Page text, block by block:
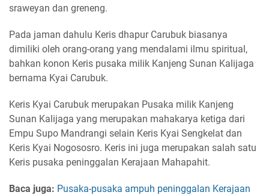
sraweyan dan greneng.
Pada jaman dahulu Keris dhapur Carubuk biasanya
dimiliki oleh orang-orang yang mendalami ilmu spiritual,
bahkan konon Keris pusaka milik Kanjeng Sunan Kalijaga
bernama Kyai Carubuk.
Keris Kyai Carubuk merupakan Pusaka milik Kanjeng
Sunan Kalijaga yang merupakan mahakarya ketiga dari
Empu Supo Mandrangi selain Keris Kyai Sengkelat dan
Keris Kyai Nogososro. Keris ini juga merupakan salah satu
Keris pusaka peninggalan Kerajaan Mahapahit.
Baca juga: Pusaka-pusaka ampuh peninggalan Kerajaan